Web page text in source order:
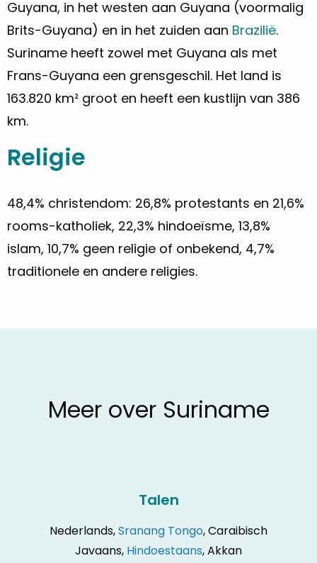
Guyana, in het westen aan Guyana (voormalig
Brits-Guyana) en in het zuiden aan Brazilië.
Suriname heeft zowel met Guyana als met
Frans-Guyana een grensgeschil. Het land is
163.820 km² groot en heeft een kustlijn van 386
km.
Religie
48,4% christendom: 26,8% protestants en 21,6%
rooms-katholiek, 22,3% hindoeïsme, 13,8%
islam, 10,7% geen religie of onbekend, 4,7%
traditionele en andere religies.
Meer over Suriname
Talen
Nederlands,Sranang Tongo, Caraibisch
Javaans, Hindoestaans, Akkan